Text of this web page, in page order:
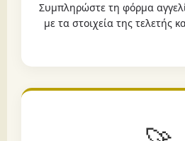
Συμπληρώστε τη φόρμα
με τα στοιχεία της τελετής